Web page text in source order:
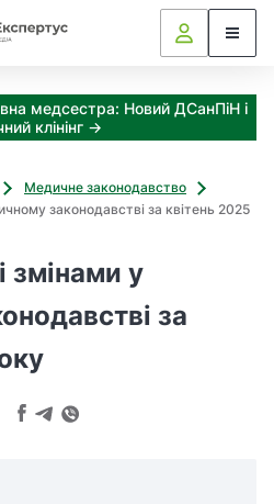
медсестра: Новий ДСанПіН і
клінінг →
Медичне законодавство
законодавстві за квітень 2025
змінами у
за